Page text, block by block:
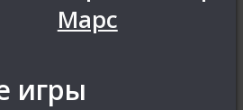
Марс
игры